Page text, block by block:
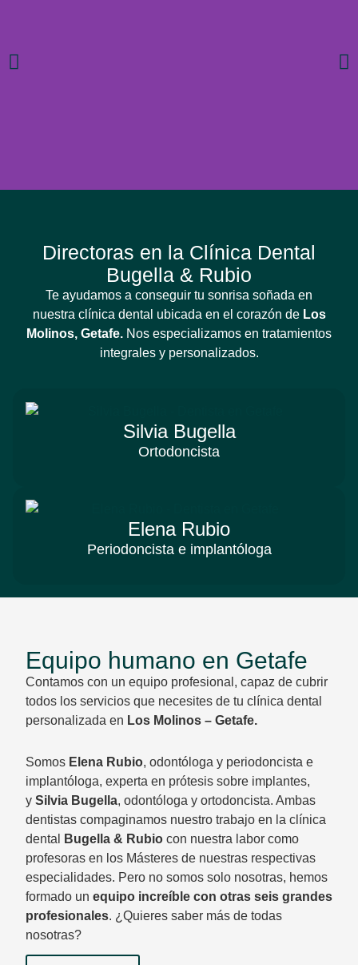
Directoras en la Clínica Dental
Bugella & Rubio
Te ayudamos a conseguir tu sonrisa soñada en
nuestra clínica dental ubicada en el corazón de Los
Molinos, Getafe. Nos especializamos en tratamientos
integrales y personalizados.
Silvia Bugella
Ortodoncista
Elena Rubio
Periodoncista e implantóloga
Equipo humano en Getafe
Contamos con un equipo profesional, capaz de cubrir
todos los servicios que necesites de tu clínica dental
personalizada en Los Molinos – Getafe.
Somos Elena Rubio, odontóloga y periodoncista e
implantóloga, experta en prótesis sobre implantes,
y Silvia Bugella, odontóloga y ortodoncista. Ambas
dentistas compaginamos nuestro trabajo en la clínica
dental
Bugella & Rubio con nuestra labor como
profesoras en los Másteres de nuestras respectivas
especialidades. Pero no somos solo nosotras, hemos
formado un equipo increíble con otras seis grandes
profesionales. ¿Quieres saber más de todas
nosotras?